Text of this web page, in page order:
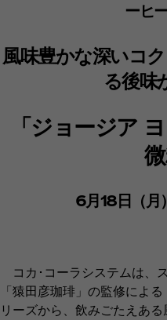
ーヒ
風味豊かな深いコ
る後味
「ジョージア
微
6月18日（月
コカ･コーラシステムは、
「猿田彦珈琲」の監修によ
リーズから、飲みごたえあ